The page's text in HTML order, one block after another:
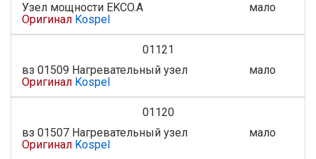
Узел мощности EKCO.A
Оригинал Kospel
мало
01121
вз 01509 Нагревательный узел
Оригинал Kospel
мало
01120
вз 01507 Нагревательный узел
Оригинал Kospel
мало